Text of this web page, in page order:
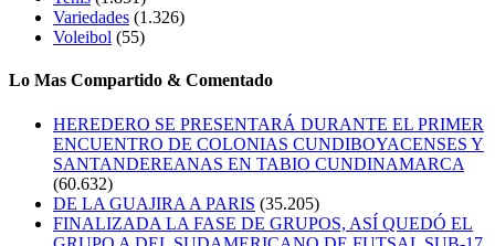
Variedades (1.326)
Voleibol (55)
Lo Mas Compartido & Comentado
HEREDERO SE PRESENTARÁ DURANTE EL PRIMER
ENCUENTRO DE COLONIAS CUNDIBOYACENSES Y
SANTANDEREANAS EN TABIO CUNDINAMARCA
(60.632)
DE LA GUAJIRA A PARIS (35.205)
FINALIZADA LA FASE DE GRUPOS, ASÍ QUEDÓ EL